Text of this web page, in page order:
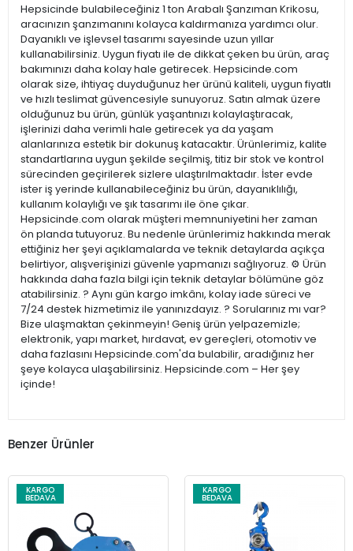
Hepsicinde bulabileceğiniz 1 ton Arabalı Şanzıman Krikosu,
aracınızın şanzımanını kolayca kaldırmanıza yardımcı olur.
Dayanıklı ve işlevsel tasarımı sayesinde uzun yıllar
kullanabilirsiniz. Uygun fiyatı ile de dikkat çeken bu ürün, araç
bakımınızı daha kolay hale getirecek. Hepsicinde.com
olarak size, ihtiyaç duyduğunuz her ürünü kaliteli, uygun fiyatlı
ve hızlı teslimat güvencesiyle sunuyoruz. Satın almak üzere
olduğunuz bu ürün, günlük yaşantınızı kolaylaştıracak,
işlerinizi daha verimli hale getirecek ya da yaşam
alanlarınıza estetik bir dokunuş katacaktır. Ürünlerimiz, kalite
standartlarına uygun şekilde seçilmiş, titiz bir stok ve kontrol
sürecinden geçirilerek sizlere ulaştırılmaktadır. İster evde
ister iş yerinde kullanabileceğiniz bu ürün, dayanıklılığı,
kullanım kolaylığı ve şık tasarımı ile öne çıkar.
Hepsicinde.com olarak müşteri memnuniyetini her zaman
ön planda tutuyoruz. Bu nedenle ürünlerimiz hakkında merak
ettiğiniz her şeyi açıklamalarda ve teknik detaylarda açıkça
belirtiyor, alışverişinizi güvenle yapmanızı sağlıyoruz. ⚙️ Ürün
hakkında daha fazla bilgi için teknik detaylar bölümüne göz
atabilirsiniz. ? Aynı gün kargo imkânı, kolay iade süreci ve
7/24 destek hizmetimiz ile yanınızdayız. ? Sorularınız mı var?
Bize ulaşmaktan çekinmeyin! Geniş ürün yelpazemizle;
elektronik, yapı market, hırdavat, ev gereçleri, otomotiv ve
daha fazlasını Hepsicinde.com'da bulabilir, aradığınız her
şeye kolayca ulaşabilirsiniz. Hepsicinde.com – Her şey
içinde!
Benzer Ürünler
KARGO
BEDAVA
KARGO
BEDAVA